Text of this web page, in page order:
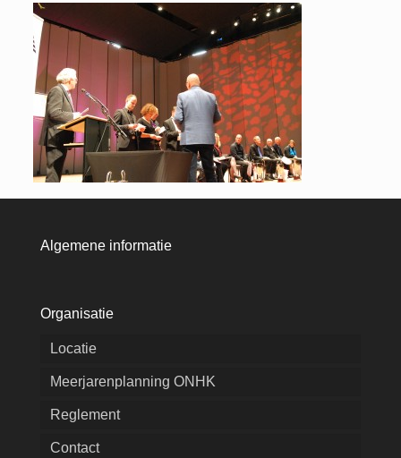
Algemene informatie
Organisatie
Locatie
Meerjarenplanning ONHK
Reglement
Contact